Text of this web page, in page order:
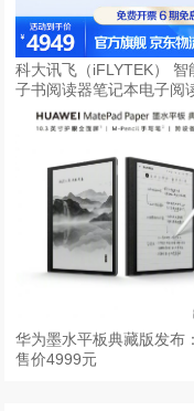
科大讯飞（iFLYTEK）
子书阅读器笔记本电子阅
华为墨水平板典藏版发布
售价4999元